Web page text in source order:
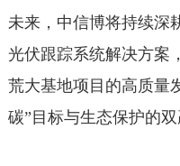
未来，中信博将持续深
光伏跟踪系统解决方案
荒大基地项目的高质量
碳”目标与生态保护的双